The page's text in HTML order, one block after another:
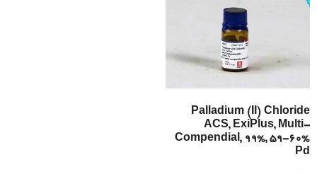
Palladium (II) Chloride
ACS, ExiPlus, Multi-
Compendial, 99%, 59-60%
Pd